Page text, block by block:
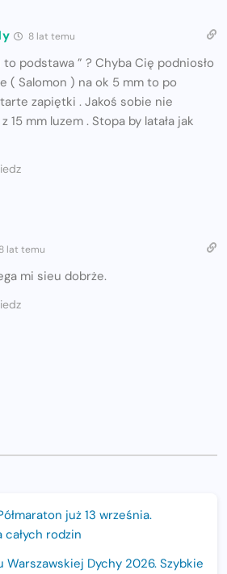
8 lat temu
podstawa ” ? Chyba Cię podniosło
( Salomon ) na ok 5 mm to po
zapiętki . Jakoś sobie nie
15 mm luzem . Stopa by latała jak
8 lat temu
mi sieu dobrże.
już 13 września.
rodzin
Warszawskiej Dychy 2026. Szybkie